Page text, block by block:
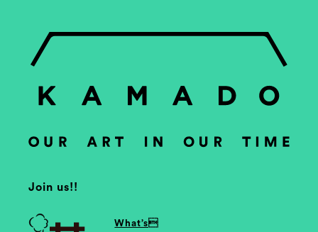
Join us!!
What’s